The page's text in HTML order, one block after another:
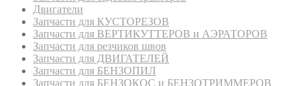
Двигатели
Запчасти для КУСТОРЕЗОВ
Запчасти для ВЕРТИКУТТЕРОВ и АЭРАТОРОВ
Запчасти для резчиков швов
Запчасти для ДВИГАТЕЛЕЙ
Запчасти для БЕНЗОПИЛ
Запчасти для БЕНЗОКОС и БЕНЗОТРИММЕРОВ